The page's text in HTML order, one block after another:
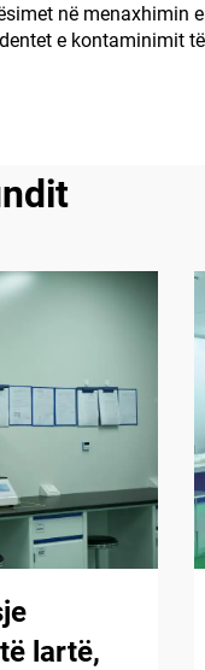
në menaxhimin
e kontaminimit
lartë,